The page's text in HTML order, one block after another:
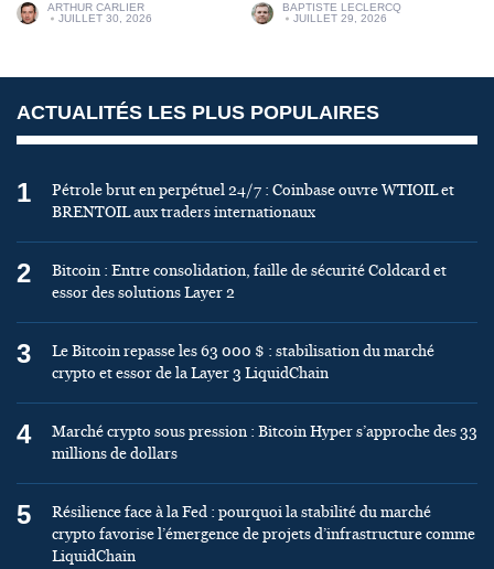
ARTHUR CARLIER
JUILLET 30, 2026
BAPTISTE LECLERCQ
JUILLET 29, 2026
ACTUALITÉS LES PLUS POPULAIRES
1
Pétrole brut en perpétuel 24/7 : Coinbase ouvre WTIOIL et
BRENTOIL aux traders internationaux
2
Bitcoin : Entre consolidation, faille de sécurité Coldcard et
essor des solutions Layer 2
3
Le Bitcoin repasse les 63 000 $ : stabilisation du marché
crypto et essor de la Layer 3 LiquidChain
4
Marché crypto sous pression : Bitcoin Hyper s’approche des 33
millions de dollars
5
Résilience face à la Fed : pourquoi la stabilité du marché
crypto favorise l’émergence de projets d’infrastructure comme
LiquidChain